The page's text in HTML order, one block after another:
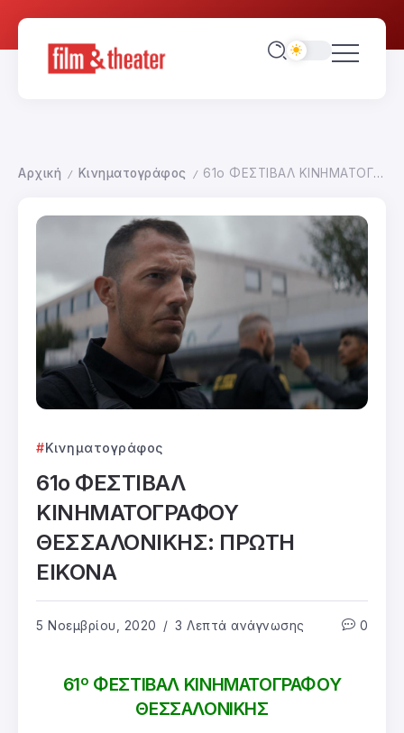
Αρχική / Κινηματογράφος / 61ο ΦΕΣΤΙΒΑΛ ΚΙΝΗΜΑΤΟΓΡΑΦΟΥ ΘΕΣΣΑΛΟΝΙΚΗΣ: ΠΡΩΤΗ ΕΙΚΟΝΑ
Κινηματογράφος
61ο ΦΕΣΤΙΒΑΛ
ΚΙΝΗΜΑΤΟΓΡΑΦΟΥ
ΘΕΣΣΑΛΟΝΙΚΗΣ: ΠΡΩΤΗ
ΕΙΚΟΝΑ
5 Νοεμβρίου, 2020 3 Λεπτά ανάγνωσης 0
61ο ΦΕΣΤΙΒΑΛ ΚΙΝΗΜΑΤΟΓΡΑΦΟΥ
ΘΕΣΣΑΛΟΝΙΚΗΣ